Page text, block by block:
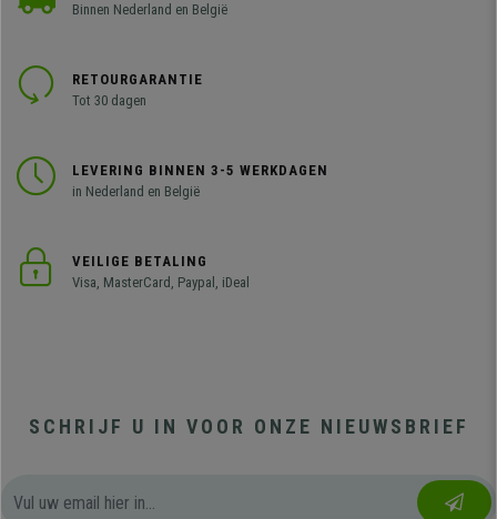
Binnen Nederland en België
RETOURGARANTIE
Tot 30 dagen
LEVERING BINNEN 3-5 WERKDAGEN
in Nederland en België
VEILIGE BETALING
Visa, MasterCard, Paypal, iDeal
SCHRIJF U IN VOOR ONZE NIEUWSBRIEF